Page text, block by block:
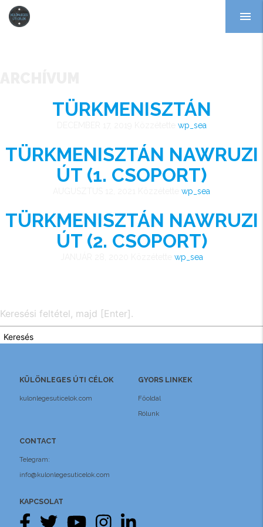
menu
TÜRKMENISZTÁN
wp_sea
TÜRKMENISZTÁN NAWRUZI
ÚT (1. CSOPORT)
wp_sea
TÜRKMENISZTÁN NAWRUZI
ÚT (2. CSOPORT)
wp_sea
Keresés
KÜLÖNLEGES ÚTI CÉLOK
kulonlegesuticelok.com
GYORS LINKEK
Főoldal
Rólunk
CONTACT
Telegram:
info@kulonlegesuticelok.com
KAPCSOLAT